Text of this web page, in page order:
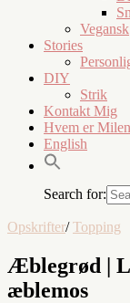
Vegansk
Stories
DIY
Strik
Kontakt Mig
Hvem er
English
Search for:
Opskrifter/ Topping
Æblegrød |
æblemos